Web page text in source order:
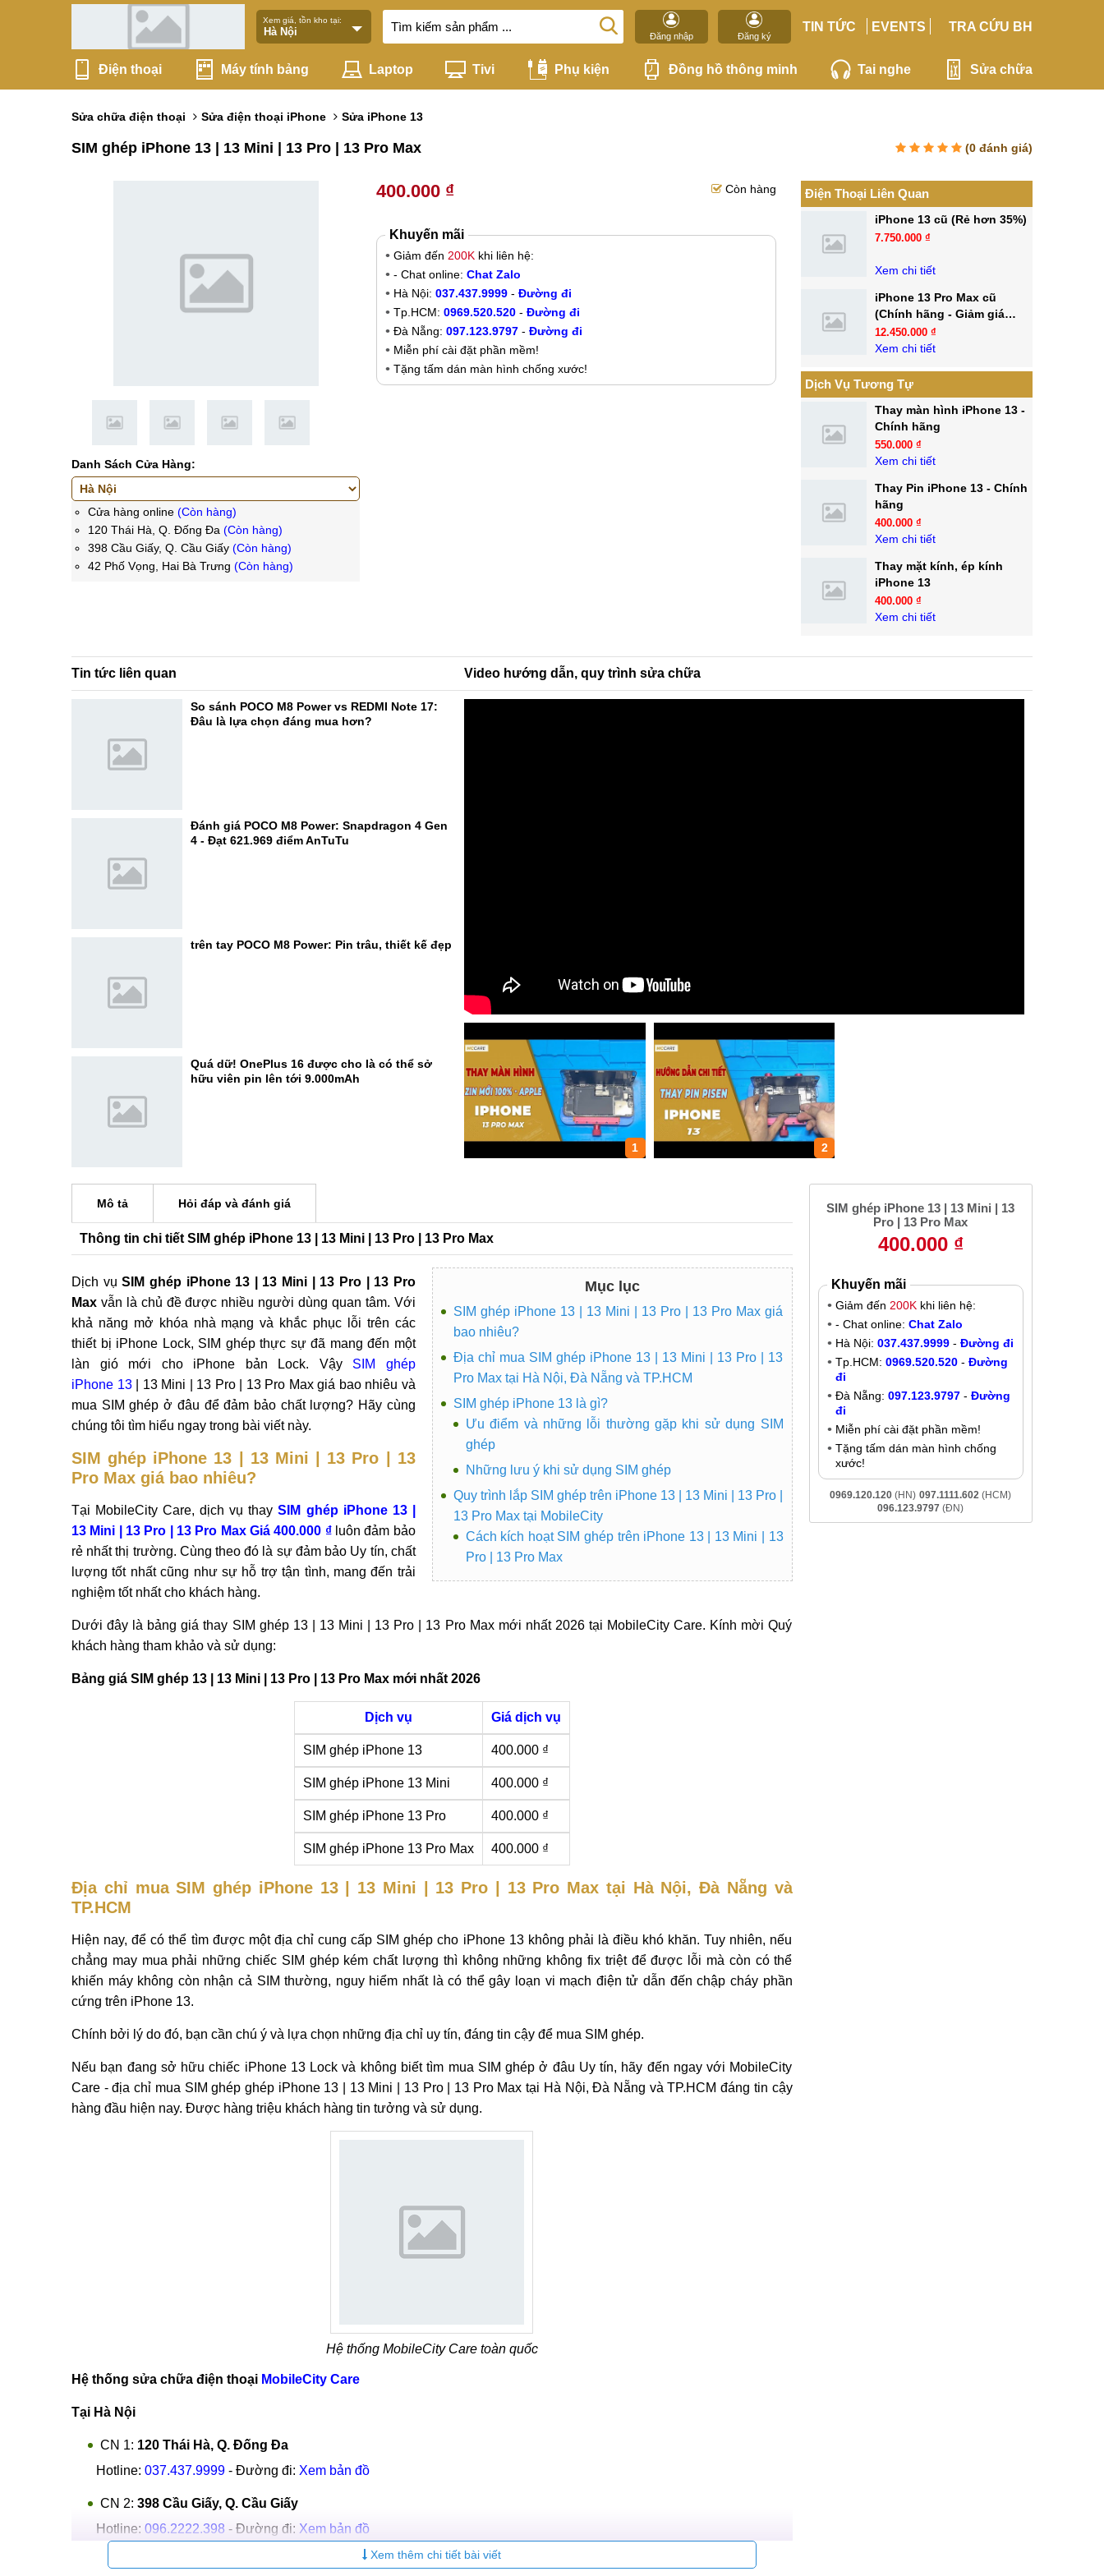
Xem giá, tồn kho tại:
Đăng nhập Đăng ký
TIN TỨC EVENTS TRA CỨU BH
Điện thoại Máy tính bảng Laptop Tivi Phụ kiện Đồng hồ thông minh Tai nghe Sửa chữa
Sửa chữa điện thoại Sửa điện thoại iPhone Sửa iPhone 13
SIM ghép iPhone 13 | 13 Mini | 13 Pro | 13 Pro Max (0 đánh giá)
Danh Sách Cửa Hàng:
Cửa hàng online (Còn hàng)
120 Thái Hà, Q. Đống Đa (Còn hàng)
398 Cầu Giấy, Q. Cầu Giấy (Còn hàng)
42 Phố Vọng, Hai Bà Trưng (Còn hàng)
400.000 ₫ Còn hàng
Khuyến mãi
Giảm đến 200K khi liên hệ:
- Chat online: Chat Zalo
Hà Nội: 037.437.9999 - Đường đi
Tp.HCM: 0969.520.520 - Đường đi
Đà Nẵng: 097.123.9797 - Đường đi
Miễn phí cài đặt phần mềm!
Tặng tấm dán màn hình chống xước!
Điện Thoại Liên Quan
iPhone 13 cũ (Rẻ hơn 35%)
7.750.000 ₫
Xem chi tiết
iPhone 13 Pro Max cũ
(Chính hãng - Giảm giá
30%)
12.450.000 ₫
Xem chi tiết
Dịch Vụ Tương Tự
Thay màn hình iPhone 13 -
Chính hãng
550.000 ₫
Xem chi tiết
Thay Pin iPhone 13 - Chính
hãng
400.000 ₫
Xem chi tiết
Thay mặt kính, ép kính
iPhone 13
400.000 ₫
Xem chi tiết
Tin tức liên quan
So sánh POCO M8 Power vs REDMI Note 17:
Đâu là lựa chọn đáng mua hơn?
Đánh giá POCO M8 Power: Snapdragon 4 Gen
4 - Đạt 621.969 điểm AnTuTu
trên tay POCO M8 Power: Pin trâu, thiết kế đẹp
Quá dữ! OnePlus 16 được cho là có thể sở
hữu viên pin lên tới 9.000mAh
Video hướng dẫn, quy trình sửa chữa
1 2
Mô tả Hỏi đáp và đánh giá
Thông tin chi tiết SIM ghép iPhone 13 | 13 Mini | 13 Pro | 13 Pro Max
Mục lục
SIM ghép iPhone 13 | 13 Mini | 13 Pro | 13 Pro Max giá
bao nhiêu?
Địa chỉ mua SIM ghép iPhone 13 | 13 Mini | 13 Pro | 13
Pro Max tại Hà Nội, Đà Nẵng và TP.HCM
SIM ghép iPhone 13 là gì?
Ưu điểm và những lỗi thường gặp khi sử dụng SIM
ghép
Những lưu ý khi sử dụng SIM ghép
Quy trình lắp SIM ghép trên iPhone 13 | 13 Mini | 13 Pro |
13 Pro Max tại MobileCity
Cách kích hoạt SIM ghép trên iPhone 13 | 13 Mini | 13
Pro | 13 Pro Max
Dịch vụSIM ghép iPhone 13 | 13 Mini | 13 Pro | 13 Pro
Max vẫn là chủ đề được nhiều người dùng quan tâm. Với
khả năng mở khóa nhà mạng và khắc phục lỗi trên các
thiết bị iPhone Lock, SIM ghép thực sự đã mang đến một
làn gió mới cho iPhone bản Lock. Vậy SIM ghép
iPhone 13| 13 Mini | 13 Pro | 13 Pro Max giá bao nhiêu và
mua SIM ghép ở đâu để đảm bảo chất lượng? Hãy cùng
chúng tôi tìm hiểu ngay trong bài viết này.
SIM ghép iPhone 13 | 13 Mini | 13 Pro | 13
Pro Max giá bao nhiêu?
Tại MobileCity Care, dịch vụ thaySIM ghép iPhone 13 |
13 Mini | 13 Pro | 13 Pro Max Giá 400.000 ₫ luôn đảm bảo
rẻ nhất thị trường. Cùng theo đó là sự đảm bảo Uy tín, chất
lượng tốt nhất cũng như sự hỗ trợ tận tình, mang đến trải
nghiệm tốt nhất cho khách hàng.
Dưới đây là bảng giá thay SIM ghép 13 | 13 Mini | 13 Pro | 13 Pro Max mới nhất 2026 tại MobileCity Care. Kính mời Quý
khách hàng tham khảo và sử dụng:
Bảng giá SIM ghép 13 | 13 Mini | 13 Pro | 13 Pro Max mới nhất 2026
Dịch vụ Giá dịch vụ
SIM ghép iPhone 13 400.000 ₫
SIM ghép iPhone 13 Mini 400.000 ₫
SIM ghép iPhone 13 Pro 400.000 ₫
SIM ghép iPhone 13 Pro Max 400.000 ₫
Địa chỉ mua SIM ghép iPhone 13 | 13 Mini | 13 Pro | 13 Pro Max tại Hà Nội, Đà Nẵng và
TP.HCM
Hiện nay, để có thể tìm được một địa chỉ cung cấp SIM ghép cho iPhone 13 không phải là điều khó khăn. Tuy nhiên, nếu
chẳng may mua phải những chiếc SIM ghép kém chất lượng thì không những không fix triệt để được lỗi mà còn có thể
khiến máy không còn nhận cả SIM thường, nguy hiểm nhất là có thể gây loạn vi mạch điện tử dẫn đến chập cháy phần
cứng trên iPhone 13.
Chính bởi lý do đó, bạn cần chú ý và lựa chọn những địa chỉ uy tín, đáng tin cậy để mua SIM ghép.
Nếu bạn đang sở hữu chiếc iPhone 13 Lock và không biết tìm mua SIM ghép ở đâu Uy tín, hãy đến ngay với MobileCity
Care - địa chỉ mua SIM ghép ghép iPhone 13 | 13 Mini | 13 Pro | 13 Pro Max tại Hà Nội, Đà Nẵng và TP.HCM đáng tin cậy
hàng đầu hiện nay. Được hàng triệu khách hàng tin tưởng và sử dụng.
Hệ thống MobileCity Care toàn quốc
Hệ thống sửa chữa điện thoại MobileCity Care
Tại Hà Nội
CN 1: 120 Thái Hà, Q. Đống Đa
Hotline: 037.437.9999 - Đường đi: Xem bản đồ
CN 2: 398 Cầu Giấy, Q. Cầu Giấy
Hotline: 096.2222.398 - Đường đi: Xem bản đồ
Xem thêm chi tiết bài viết
SIM ghép iPhone 13 | 13 Mini | 13
Pro | 13 Pro Max
400.000 ₫
Khuyến mãi
Giảm đến 200Kkhi liên hệ:
- Chat online: Chat Zalo
Hà Nội: 037.437.9999- Đường đi
Tp.HCM: 0969.520.520- Đường
đi
Đà Nẵng: 097.123.9797- Đường
đi
Miễn phí cài đặt phần mềm!
Tặng tấm dán màn hình chống
xước!
0969.120.120 (HN) 097.1111.602 (HCM)
096.123.9797 (ĐN)